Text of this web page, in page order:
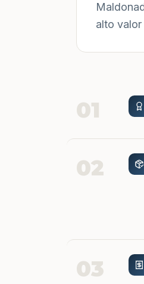
alto valor
01
02
03